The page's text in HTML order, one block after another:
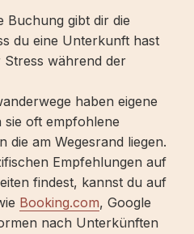
Buchung gibt dir die
du eine Unterkunft hast
während der
haben eigene
sie oft empfohlene
die am Wegesrand liegen.
Empfehlungen auf
findest, kannst du auf
Booking.com, Google
nach Unterkünften